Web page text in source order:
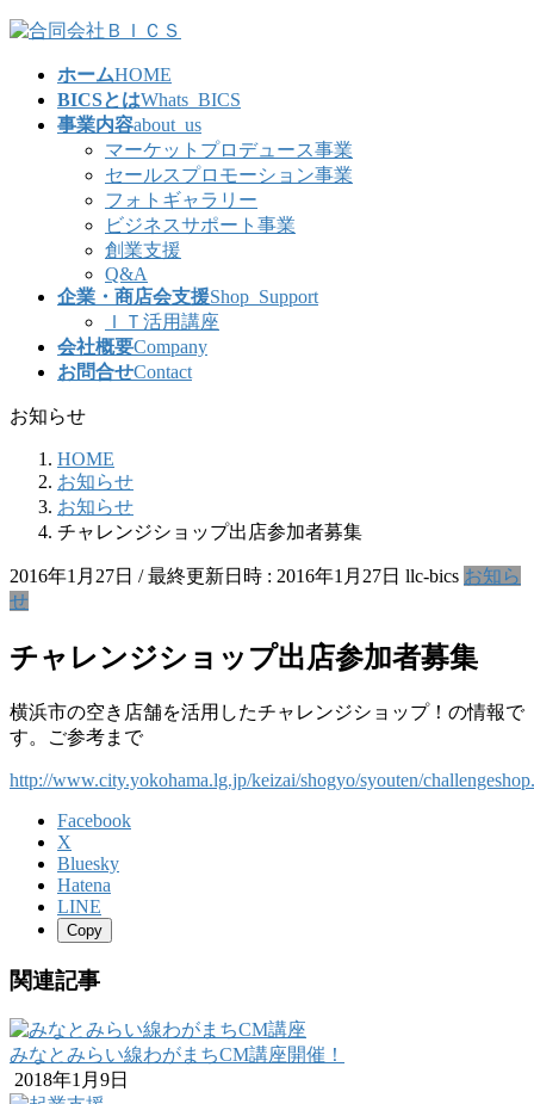
コ
ナ
ホームHOME
BICSとはWhats_BICS
事業内容about_us
マーケットプロデュース事業
セールスプロモーション事業
フォトギャラリー
ビジネスサポート事業
創業支援
Q&A
企業・商店会支援Shop_Support
ＩＴ活用講座
会社概要Company
お問合せContact
お知らせ
HOME
お知らせ
お知らせ
チャレンジショップ出店参加者募集
2016年1月27日 / 最終更新日時 : 2016年1月27日 llc-bics お知ら
せ
チャレンジショップ出店参加者募集
横浜市の空き店舗を活用したチャレンジショップ！の情報で
す。ご参考まで
http://www.city.yokohama.lg.jp/keizai/shogyo/syouten/
Facebook
X
Bluesky
Hatena
LINE
Copy
関連記事
みなとみらい線わがまちCM講座開催！
2018年1月9日